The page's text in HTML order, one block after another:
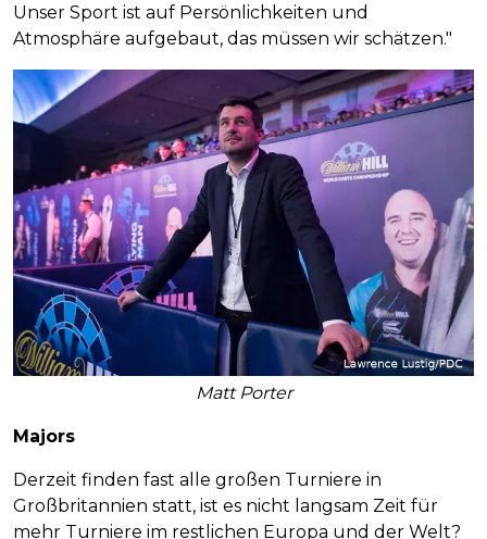
Unser Sport ist auf Persönlichkeiten und
Atmosphäre aufgebaut, das müssen wir schätzen."
Matt Porter
Majors
Derzeit finden fast alle großen Turniere in
Großbritannien statt, ist es nicht langsam Zeit für
mehr Turniere im restlichen Europa und der Welt?